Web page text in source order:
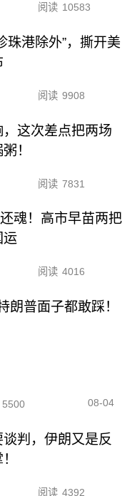
阅读 10583
珠港除外”，撕开美
阅读 9908
这次差点把两场
！
阅读 7831
魂！高市早苗两把
运
阅读 4016
朗普面子都敢踩！
5500 08-04
判，伊朗又是反
阅读 4392